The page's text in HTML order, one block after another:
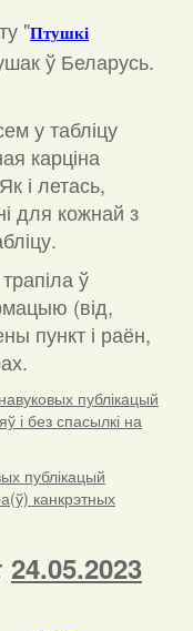
"Птушкі
ў Беларусь.
у табліцу
карціна
і летась,
для кожнай з
ў
(від,
пункт і раён,
.
публікацый
і без спасылкі на
публікацый
канкрэтных
24.05.2023